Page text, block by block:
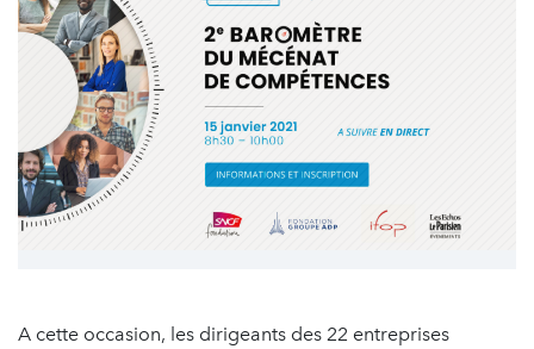
A cette occasion, les dirigeants des 22 entreprises